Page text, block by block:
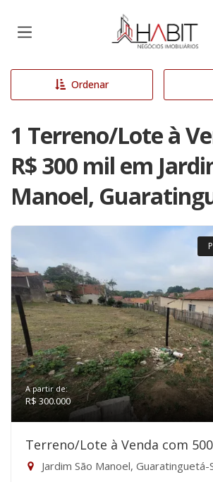
Página inicial
Ordenar
1 Terreno/Lote à
R$ 300 mil em
Manoel,
A partir de:
R$ 300.000
Terreno/Lote à Venda com
Jardim São Manoel, Guaratinguetá-